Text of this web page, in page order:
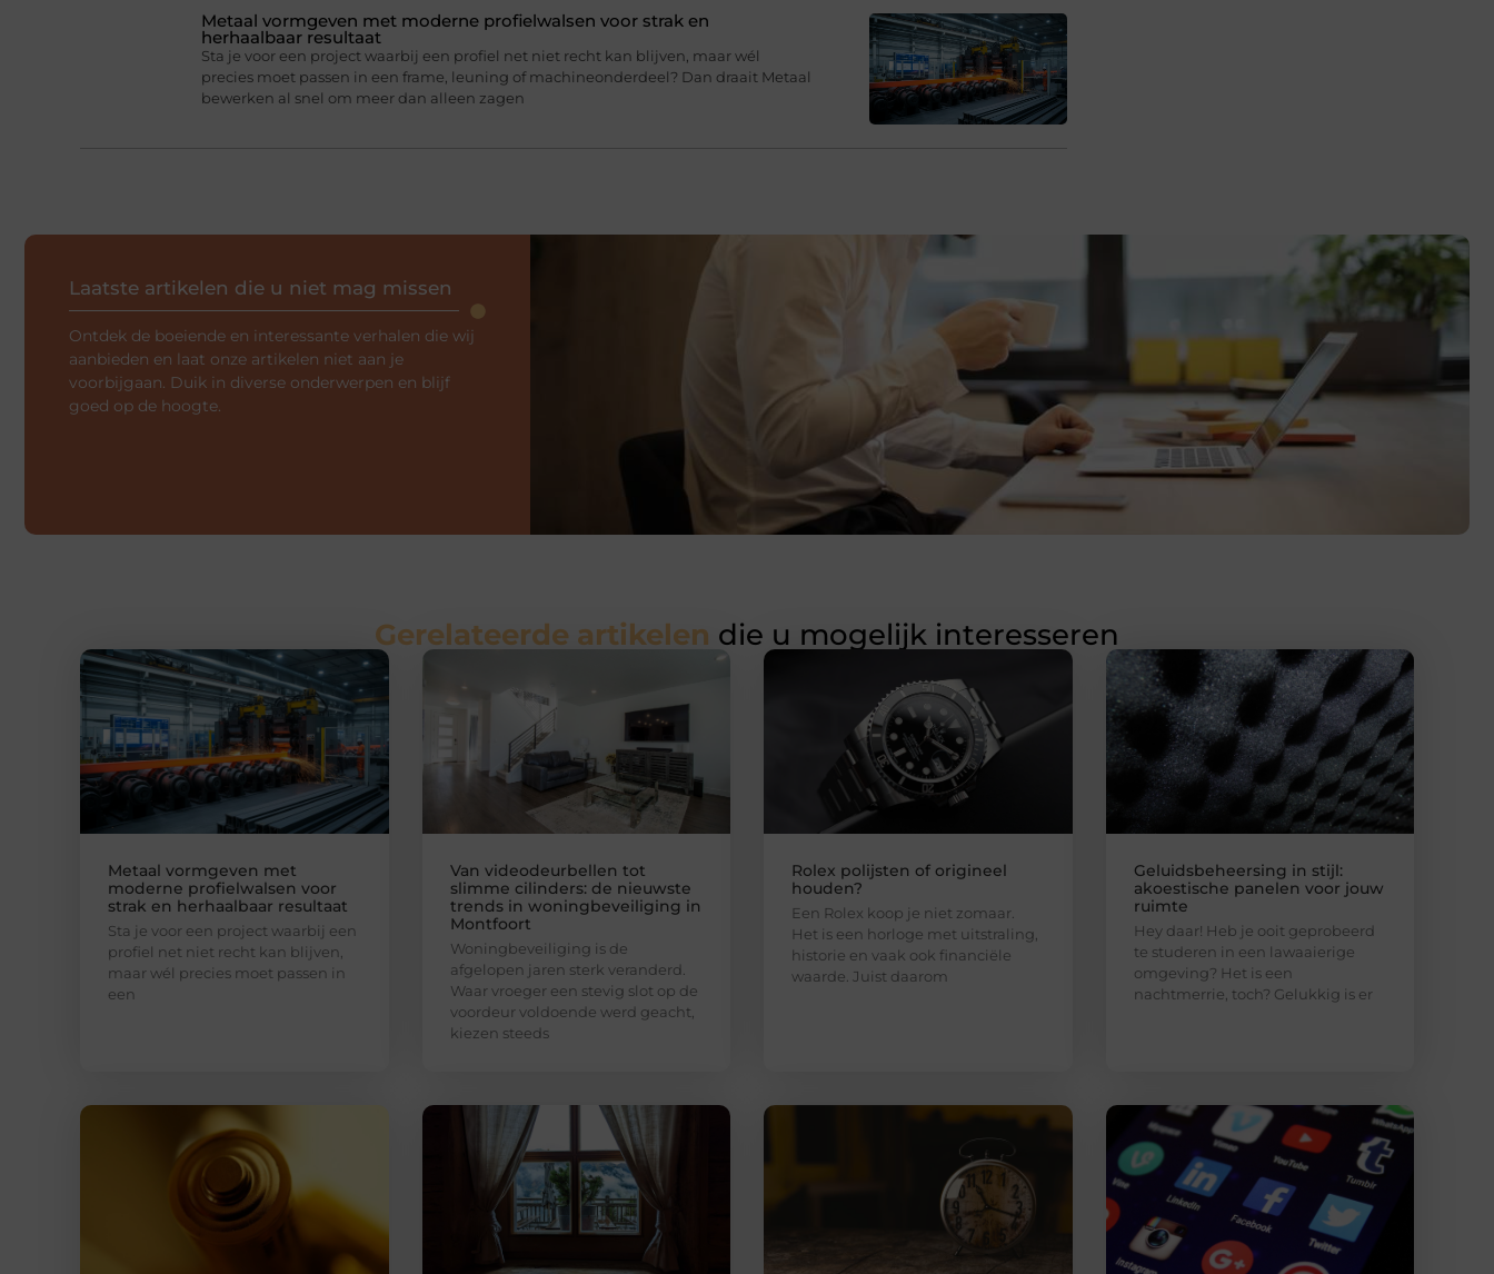
Metaal vormgeven met moderne profielwalsen voor strak en
herhaalbaar resultaat
Sta je voor een project waarbij een profiel net niet recht kan blijven, maar wél
precies moet passen in een frame, leuning of machineonderdeel? Dan draait Metaal
bewerken al snel om meer dan alleen zagen
Laatste artikelen die u niet mag missen
Ontdek de boeiende en interessante verhalen die wij
aanbieden en laat onze artikelen niet aan je
voorbijgaan. Duik in diverse onderwerpen en blijf
goed op de hoogte.
Gerelateerde artikelen die u mogelijk interesseren
Metaal vormgeven met
moderne profielwalsen voor
strak en herhaalbaar resultaat
Sta je voor een project waarbij een
profiel net niet recht kan blijven,
maar wél precies moet passen in
een
Van videodeurbellen tot
slimme cilinders: de nieuwste
trends in woningbeveiliging in
Montfoort
Woningbeveiliging is de
afgelopen jaren sterk veranderd.
Waar vroeger een stevig slot op de
voordeur voldoende werd geacht,
kiezen steeds
Rolex polijsten of origineel
houden?
Een Rolex koop je niet zomaar.
Het is een horloge met uitstraling,
historie en vaak ook financiële
waarde. Juist daarom
Geluidsbeheersing in stijl:
akoestische panelen voor jouw
ruimte
Hey daar! Heb je ooit geprobeerd
te studeren in een lawaaierige
omgeving? Het is een
nachtmerrie, toch? Gelukkig is er